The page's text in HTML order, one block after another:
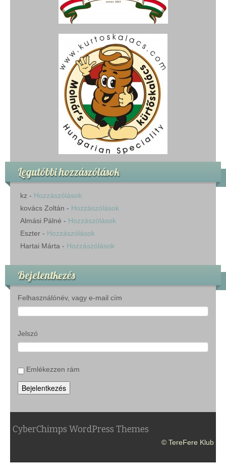
Legutóbbi hozzászólások
kz - Hozzászólások
kovács Zoltán - Hozzászólások
Almási Pálné - Hozzászólások
Eszter - Hozzászólások
Hartai Márta - Hozzászólások
Bejelentkezés
Felhasználónév, vagy e-mail cím
Jelszó
Emlékezzen rám
Bejelentkezés
CyberChimps WordPress Themes
© TereFere Klub